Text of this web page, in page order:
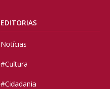
EDITORIAS
Notícias
#Cultura
#Cidadania